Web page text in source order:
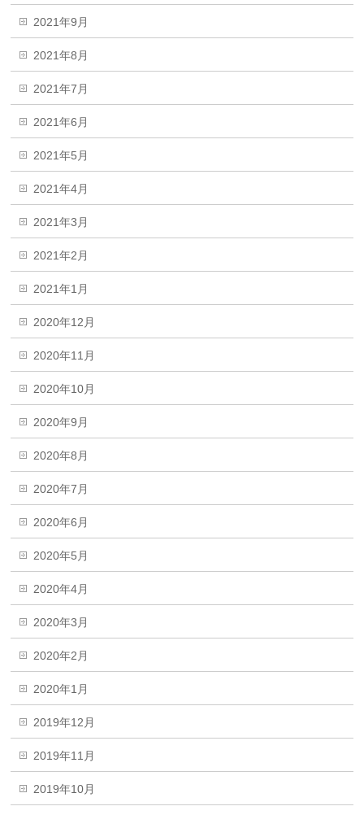
2021年9月
2021年8月
2021年7月
2021年6月
2021年5月
2021年4月
2021年3月
2021年2月
2021年1月
2020年12月
2020年11月
2020年10月
2020年9月
2020年8月
2020年7月
2020年6月
2020年5月
2020年4月
2020年3月
2020年2月
2020年1月
2019年12月
2019年11月
2019年10月